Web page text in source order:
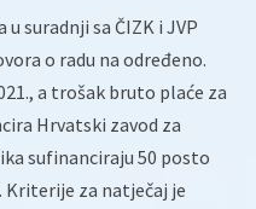
suradnji sa ČIZK i JVP
o radu na određeno.
a trošak bruto plaće za
Hrvatski zavod za
sufinanciraju 50 posto
Kriterije za natječaj je